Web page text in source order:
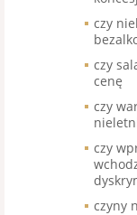
czy
czy
cenę
czy
czy
czyny